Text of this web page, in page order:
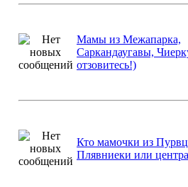
Мамы из Межапарка,
Саркандаугавы,
отзовитесь!)
Кто мамочки из
Плявниеки или